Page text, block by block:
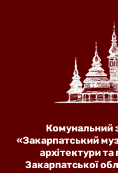
Комунальний
«Закарпатський
архітектури та
Закарпатської